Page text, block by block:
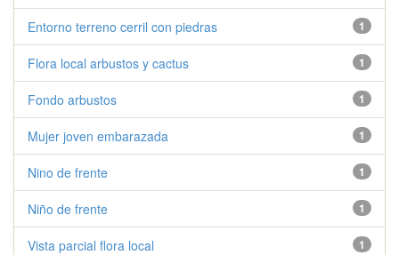
1
Entorno terreno cerril con piedras
1
Flora local arbustos y cactus
1
Fondo arbustos
1
Mujer joven embarazada
1
Nino de frente
1
Niño de frente
1
Vista parcial flora local